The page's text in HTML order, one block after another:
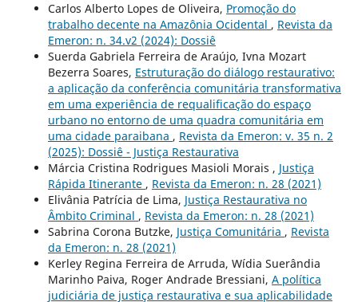
Carlos Alberto Lopes de Oliveira, Promoção do
trabalho decente na Amazônia Ocidental , Revista da
Emeron: n. 34.v2 (2024): Dossiê
Suerda Gabriela Ferreira de Araújo, Ivna Mozart
Bezerra Soares, Estruturação do diálogo restaurativo:
a aplicação da conferência comunitária transformativa
em uma experiência de requalificação do espaço
urbano no entorno de uma quadra comunitária em
uma cidade paraibana , Revista da Emeron: v. 35 n. 2
(2025): Dossiê - Justiça Restaurativa
Márcia Cristina Rodrigues Masioli Morais , Justiça
Rápida Itinerante , Revista da Emeron: n. 28 (2021)
Elivânia Patrícia de Lima, Justiça Restaurativa no
Âmbito Criminal , Revista da Emeron: n. 28 (2021)
Sabrina Corona Butzke, Justiça Comunitária , Revista
da Emeron: n. 28 (2021)
Kerley Regina Ferreira de Arruda, Wídia Suerândia
Marinho Paiva, Roger Andrade Bressiani, A política
judiciária de justiça restaurativa e sua aplicabilidade